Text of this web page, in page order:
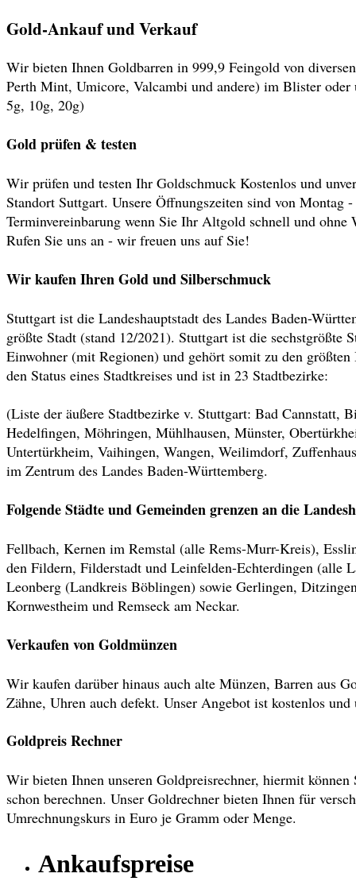
Gold-Ankauf und Verkauf
Wir bieten Ihnen Goldbarren in 999,9 Feingold von
Perth Mint, Umicore, Valcambi und andere) im Blister
5g, 10g, 20g)
Gold prüfen & testen
Wir prüfen und testen Ihr Goldschmuck Kostenlos und
Standort Suttgart. Unsere Öffnungszeiten sind von
Terminvereinbarung wenn Sie Ihr Altgold schnell und ohne
Rufen Sie uns an - wir freuen uns auf Sie!
Wir kaufen Ihren Gold und Silberschmuck
Stuttgart ist die Landeshauptstadt des Landes Baden-
größte Stadt (stand 12/2021). Stuttgart ist die sechstgrößte
Einwohner (mit Regionen) und gehört somit zu den
den Status eines Stadtkreises und ist in 23 Stadtbezirke:
(Liste der äußere Stadtbezirke v. Stuttgart: Bad Cannstatt,
Hedelfingen, Möhringen, Mühlhausen, Münster,
Untertürkheim, Vaihingen, Wangen, Weilimdorf,
im Zentrum des Landes Baden-Württemberg.
Folgende Städte und Gemeinden grenzen an die
Fellbach, Kernen im Remstal (alle Rems-Murr-Kreis),
den Fildern, Filderstadt und Leinfelden-Echterdingen (alle
Leonberg (Landkreis Böblingen) sowie Gerlingen,
Kornwestheim und Remseck am Neckar.
Verkaufen von Goldmünzen
Wir kaufen darüber hinaus auch alte Münzen, Barren aus
Zähne, Uhren auch defekt. Unser Angebot ist kostenlos
Goldpreis Rechner
Wir bieten Ihnen unseren Goldpreisrechner, hiermit
schon berechnen. Unser Goldrechner bieten Ihnen für
Umrechnungskurs in Euro je Gramm oder Menge.
Ankaufspreise